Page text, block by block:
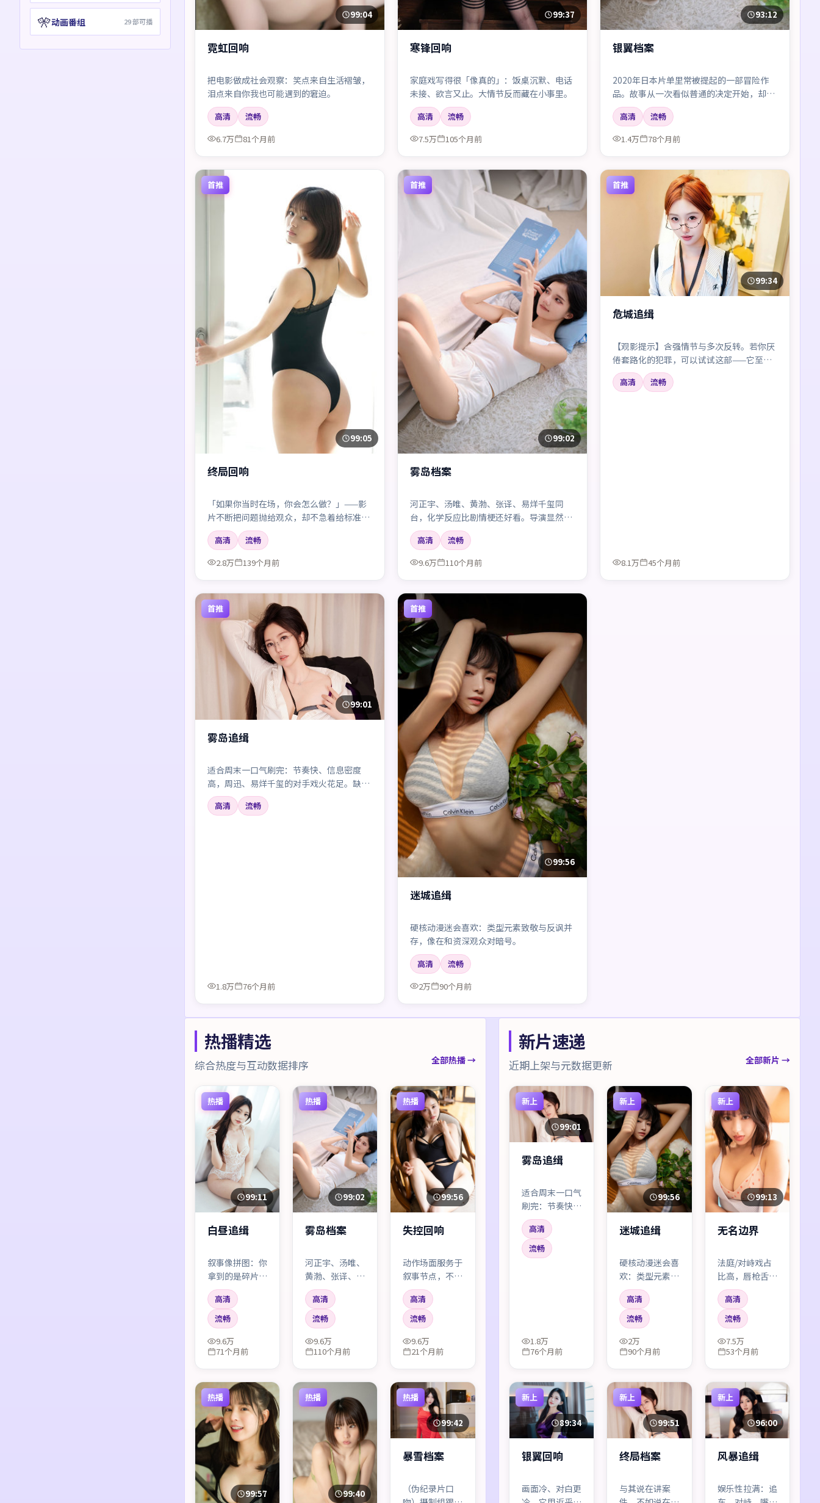
🎌动画番组 29部可播
99:04
霓虹回响
把电影做成社会观察：笑点来自生活褶皱，
泪点来自你我也可能遇到的窘迫。
高清
流畅
6.7万
81个月前
99:37
寒锋回响
家庭戏写得很「像真的」：饭桌沉默、电话
未接、欲言又止。大情节反而藏在小事里。
高清
流畅
7.5万
105个月前
93:12
银翼档案
2020年日本片单里常被提起的一部冒险作
品。故事从一次看似普通的决定开始，却把
人物推向无法回头的岔路；剪辑利落，情绪
像潮水一样有涨有落。
高清
流畅
1.4万
78个月前
首推
99:05
终局回响
「如果你当时在场，你会怎么做？」——影
片不断把问题抛给观众，却不急着给标准答
案。
高清
流畅
2.8万
139个月前
首推
99:02
雾岛档案
河正宇、汤唯、黄渤、张译、易烊千玺同
台，化学反应比剧情梗还好看。导演显然更
相信「人」，而不是花活。
高清
流畅
9.6万
110个月前
首推
99:34
危城追缉
【观影提示】含强情节与多次反转。若你厌
倦套路化的犯罪，可以试试这部——它至少
三次让你以为猜到了真相。
高清 流畅
8.1万 45个月前
首推
99:01
雾岛追缉
适合周末一口气刷完：节奏快、信息密度
高，周迅、易烊千玺的对手戏火花足。缺
点？个别桥段略煽情——但瑕不掩瑜。
高清 流畅
1.8万 76个月前
首推
99:56
迷城追缉
硬核动漫迷会喜欢：类型元素致敬与反讽并
存，像在和资深观众对暗号。
高清
流畅
2万
90个月前
热播精选
综合热度与互动数据排序 全部热播 →
热播
99:11
白昼追缉
叙事像拼图：你
拿到的是碎片，
最后一块落下
时，会听见心里
「咔哒」一声。
高清
流畅
9.6万
71个月前
热播
99:02
雾岛档案
河正宇、汤唯、
黄渤、张译、易
烊千玺同台，化
学反应比剧情梗
还好看。导演显
然更相信
「人」，而不是
花活。
高清
流畅
9.6万
110个月前
热播
99:56
失控回响
动作场面服务于
叙事节点，不是
为了炫而炫。伤
痕会留下来，人
物也会因此改
变。
高清
流畅
9.6万
21个月前
热播
99:57
热播
99:40
热播
99:42
暴雪档案
（伪纪录片口
新片速递
近期上架与元数据更新 全部新片 →
新上
99:01
雾岛追缉
适合周末一口气
刷完：节奏快、
信息密度高，周
迅、易烊千玺的
对手戏火花足。
缺点？个别桥段
高清
流畅
1.8万
76个月前
新上
99:56
迷城追缉
硬核动漫迷会喜
欢：类型元素致
敬与反讽并存，
像在和资深观众
对暗号。
高清
流畅
2万
90个月前
新上
99:13
无名边界
法庭/对峙戏占
比高，唇枪舌剑
像击剑。证据
链、舆论场、私
人良知三线拉
扯，火花四溅。
高清
流畅
7.5万
53个月前
新上
89:34
银翼回响
画面冷、对白更
新上
99:51
终局档案
与其说在讲案
新上
96:00
风暴追缉
娱乐性拉满：追